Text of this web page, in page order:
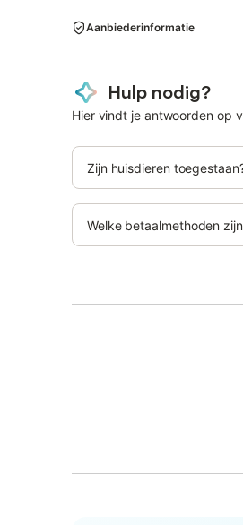
Aanbiederinformatie
Hulp nodig?
Hier vindt je antwoorden op
Zijn huisdieren
Welke betaalmethoden